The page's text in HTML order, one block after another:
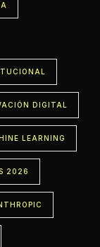
DIGITAL
LEARNING
2026